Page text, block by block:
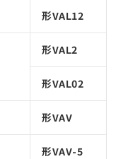
形VAL12
形VAL2
形VAL02
形VAV
形VAV-5